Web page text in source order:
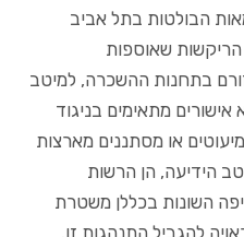
הבולטות בתל אביב
שאוספות
בתחנות ההשכרה, למיטב
מתאימים בניגוד
או מסתננים מארצות
הידיעה, הן הרשות
השונות בכללן משטרת
להגביל התנהגות זו.